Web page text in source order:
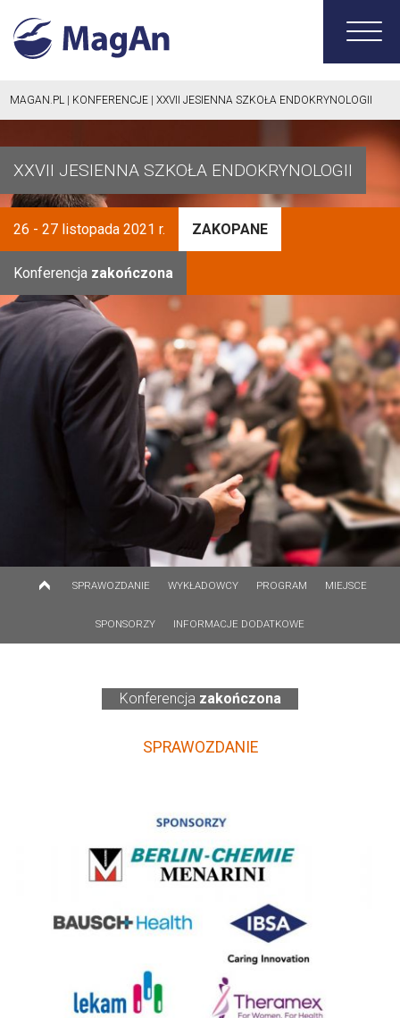
MAGAN.PL KONFERENCJE |XXVII JESIENNA SZKOŁA ENDOKRYNOLOGII
XXVII JESIENNA SZKOŁA ENDOKRYNOLOGII
26 - 27 listopada 2021 r. ZAKOPANE
Konferencja zakończona
SPRAWOZDANIE WYKŁADOWCY PROGRAM MIEJSCE
SPONSORZY INFORMACJE DODATKOWE
Konferencja zakończona
SPRAWOZDANIE